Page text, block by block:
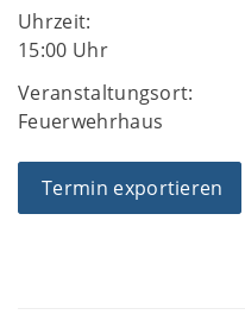
Uhrzeit:
15:00 Uhr
Veranstaltungsort:
Feuerwehrhaus
Termin exportieren